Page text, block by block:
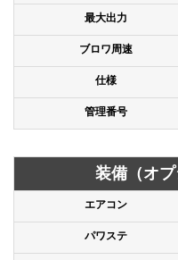
最大出力
ブロワ周速
仕様
管理番号
装備（オ
エアコン
パワステ